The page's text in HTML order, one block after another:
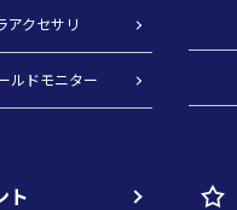
アクセサリ
ルドモニター
ト